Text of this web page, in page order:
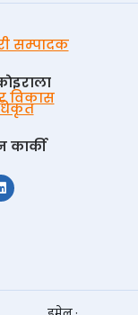
सम्पादक
विकास
कार्की